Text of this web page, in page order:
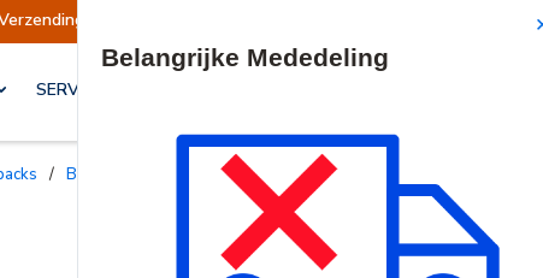
opgeschort Verzendingen
SERVICES & OPLOSSINGEN
/